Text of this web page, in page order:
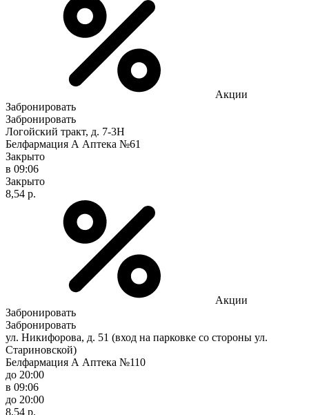
Акции
Забронировать
Забронировать
Логойский тракт, д. 7-3Н
Белфармация А Аптека №61
Закрыто
в 09:06
Закрыто
8,54 р.
Акции
Забронировать
Забронировать
ул. Никифорова, д. 51 (вход на парковке со стороны ул.
Стариновской)
Белфармация А Аптека №110
до 20:00
в 09:06
до 20:00
8,54 р.